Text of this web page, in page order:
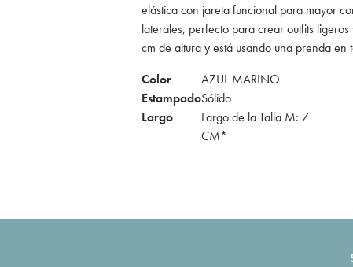
elástica con jareta funcional para mayor
laterales, perfecto para crear outfits
cm de altura y está usando una prenda
Color
AZUL MARINO
EstampadoSólido
Largo
Largo de la Talla M: 7
CM*